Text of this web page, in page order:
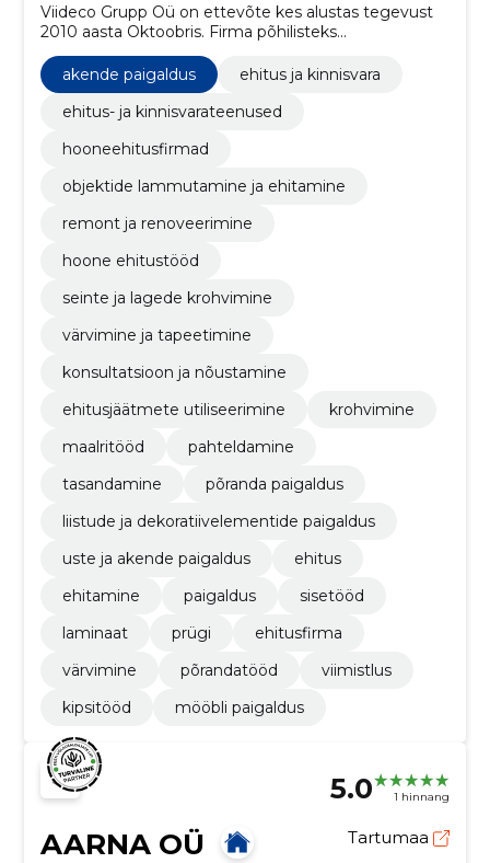
Viideco Grupp Oü on ettevõte kes alustas tegevust
2010 aasta Oktoobris. Firma põhilisteks
tegevusaladeks on objektide lammutus, ehitus,
remont ja renoveerimine
akende paigaldus
ehitus ja kinnisvara
ehitus- ja kinnisvarateenused
hooneehitusfirmad
objektide lammutamine ja ehitamine
remont ja renoveerimine
hoone ehitustööd
seinte ja lagede krohvimine
värvimine ja tapeetimine
konsultatsioon ja nõustamine
ehitusjäätmete utiliseerimine
krohvimine
maalritööd
pahteldamine
tasandamine
põranda paigaldus
liistude ja dekoratiivelementide paigaldus
uste ja akende paigaldus
ehitus
ehitamine
paigaldus
sisetööd
laminaat
prügi
ehitusfirma
värvimine
põrandatööd
viimistlus
kipsitööd
mööbli paigaldus
5.0 1 hinnang
AARNA OÜ Tartumaa